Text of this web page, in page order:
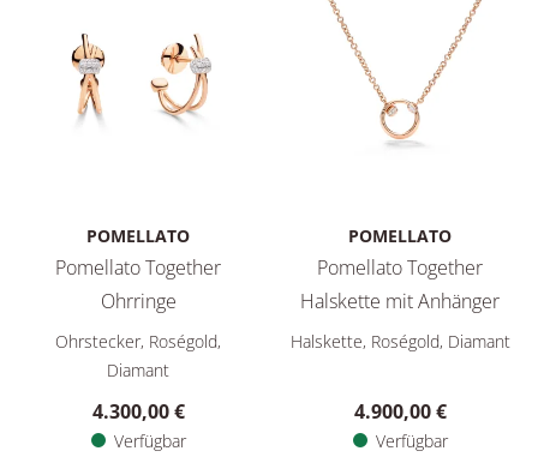
POMELLATO
Pomellato Together
Ohrringe
Pomellato Pomellato Together Ohrringe, Ref:
Ohrstecker, Roségold,
Diamant
4.300,00 €
Verfügbar
POMELLATO
Pomellato Together
Halskette mit Anhänger
Pomellato Pomellato
Halskette, Roségold, Diamant
4.900,00 €
Verfügbar